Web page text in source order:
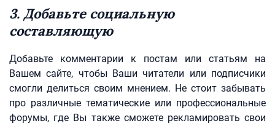
3. Добавьте социальную
составляющую
Добавьте комментарии к постам или статьям на
Вашем сайте, чтобы Ваши читатели или подписчики
смогли делиться своим мнением. Не стоит забывать
про различные тематические или профессиональные
форумы, где Вы также сможете рекламировать свои